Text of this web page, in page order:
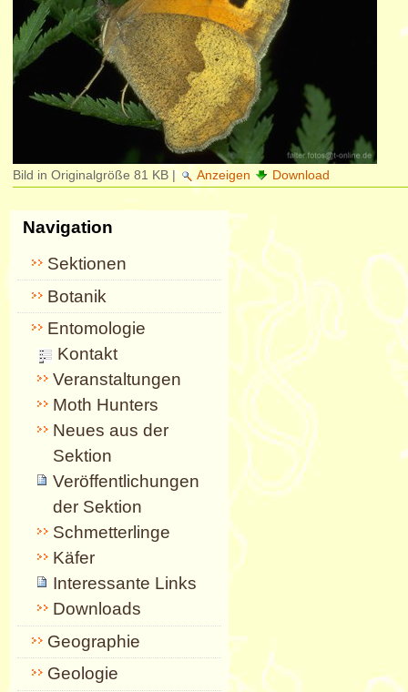
Bild in Originalgröße 81 KB | Anzeigen Download
Navigation
Sektionen
Botanik
Entomologie
Kontakt
Veranstaltungen
Moth Hunters
Neues aus der
Sektion
Veröffentlichungen
der Sektion
Schmetterlinge
Käfer
Interessante Links
Downloads
Geographie
Geologie